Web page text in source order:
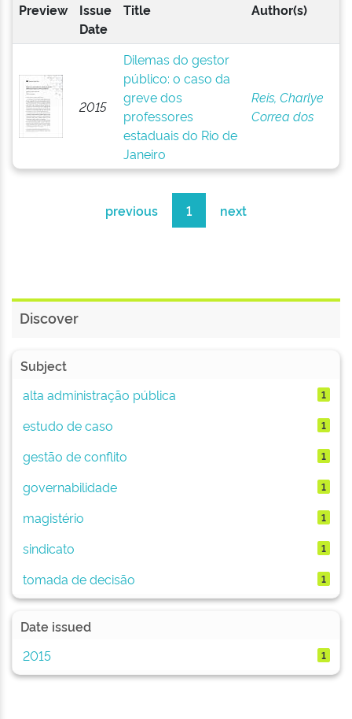
Preview
Issue
Date
Title Author(s)
2015
Dilemas do gestor
público: o caso da
greve dos
professores
estaduais do Rio de
Janeiro
Reis, Charlye
Correa dos
previous 1 next
Discover
Subject
alta administração pública
1
estudo de caso 1
gestão de conflito 1
governabilidade 1
magistério 1
sindicato 1
tomada de decisão 1
Date issued
2015
1